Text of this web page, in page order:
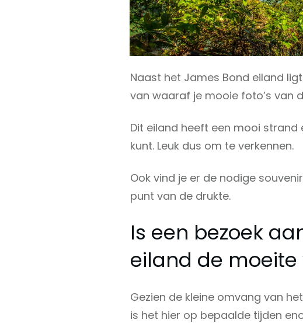
Naast het James Bond eiland
van waaraf je mooie foto’s van
Dit eiland heeft een mooi
kunt. Leuk dus om te verkennen.
Ook vind je er de nodige
punt van de drukte.
Is een bezoek
eiland de moeite
Gezien de kleine omvang van
is het hier op bepaalde tijden